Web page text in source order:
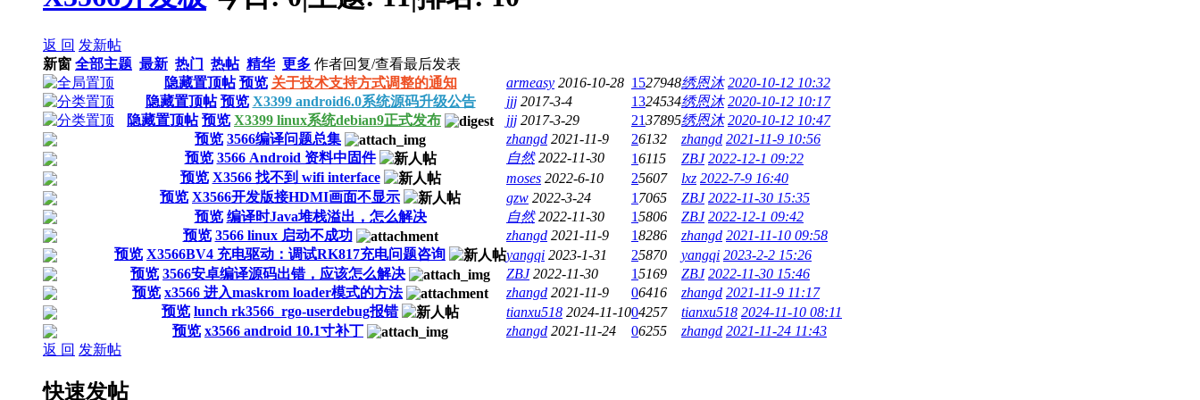
返 回 发新帖
新窗 全部主题 最新 热门 热帖 精华 更多 作者回复/查看最后发表
隐藏置顶帖 预览 关于技术支持方式调整的通知 armeasy 2016-10-28 1527948绣恩沐 2020-10-12 10:32
隐藏置顶帖 预览 X3399 android6.0系统源码升级公告 jjj 2017-3-4 1324534绣恩沐 2020-10-12 10:17
隐藏置顶帖 预览 X3399 linux系统debian9正式发布 jjj 2017-3-29 2137895绣恩沐 2020-10-12 10:47
预览 3566编译问题总集 zhangd 2021-11-9 26132 zhangd 2021-11-9 10:56
预览 3566 Android 资料中固件 自然 2022-11-30 16115 ZBJ 2022-12-1 09:22
预览 X3566 找不到 wifi interface moses 2022-6-10 25607 lxz 2022-7-9 16:40
预览 X3566开发版接HDMI画面不显示 gzw 2022-3-24 1 7065 ZBJ 2022-11-30 15:35
预览 编译时Java堆栈溢出，怎么解决 自然 2022-11-30 15806 ZBJ 2022-12-1 09:42
预览 3566 linux 启动不成功 zhangd 2021-11-9 18286 zhangd 2021-11-10 09:58
预览 X3566BV4 充电驱动：调试RK817充电问题咨询 yangqi 2023-1-31 25870 yangqi 2023-2-2 15:26
预览 3566安卓编译源码出错，应该怎么解决 ZBJ 2022-11-30 15169 ZBJ 2022-11-30 15:46
预览 x3566 进入maskrom loader模式的方法 zhangd 2021-11-9 06416 zhangd 2021-11-9 11:17
预览 lunch rk3566_rgo-userdebug报错 tianxu518 2024-11-1004257 tianxu518 2024-11-10 08:11
预览 x3566 android 10.1寸补丁 zhangd 2021-11-24 06255 zhangd 2021-11-24 11:43
返 回 发新帖
快速发帖